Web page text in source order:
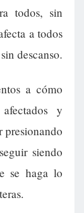
todos, sin
a todos
descanso.
a cómo
y
presionando
siendo
se haga lo